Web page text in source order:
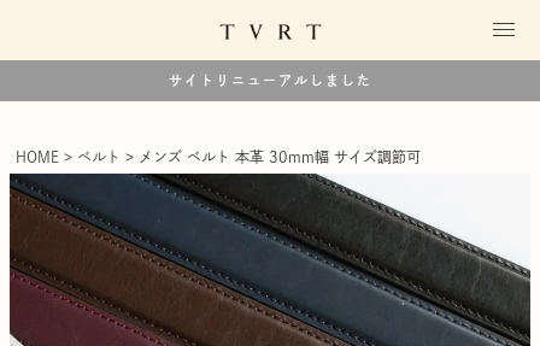
サイトリニューアルしました
HOME ベルト メンズ ベルト 本革 30mm幅 サイズ調節可